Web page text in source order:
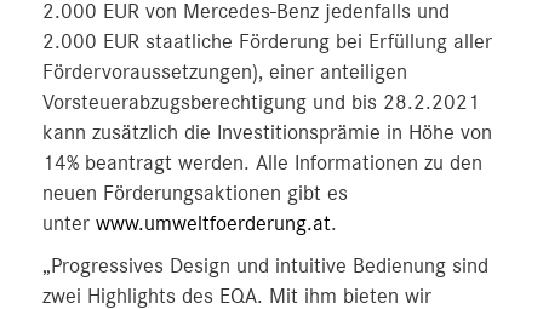
2.000 EUR von Mercedes-Benz jedenfalls und
2.000 EUR staatliche Förderung bei Erfüllung aller
Fördervoraussetzungen), einer anteiligen
Vorsteuerabzugsberechtigung und bis 28.2.2021
kann zusätzlich die Investitionsprämie in Höhe von
14% beantragt werden. Alle Informationen zu den
neuen Förderungsaktionen gibt es
unter www.umweltfoerderung.at.
„Progressives Design und intuitive Bedienung sind
zwei Highlights des EQA. Mit ihm bieten wir